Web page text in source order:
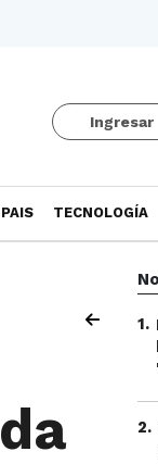
Ingresar
PAIS TECNOLOGÍA
1.
2.